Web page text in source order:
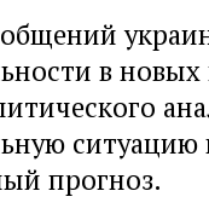
в
ситуацию
прогноз.